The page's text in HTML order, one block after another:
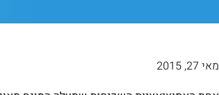
מאי 27, 2015